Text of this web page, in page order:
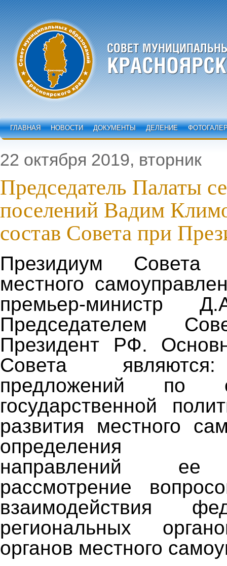
ГЛАВНАЯ НОВОСТИ ДОКУМЕНТЫ ДЕЛЕНИЕ
22 октября 2019, вторник
Председатель Палаты
поселений Вадим
состав Совета при
Президиум Совета
местного
премьер-министр
Председателем
Президент РФ.
Совета
предложений по
государственной
развития местного
определения
направлений ее
рассмотрение
взаимодействия
региональных
органов местного